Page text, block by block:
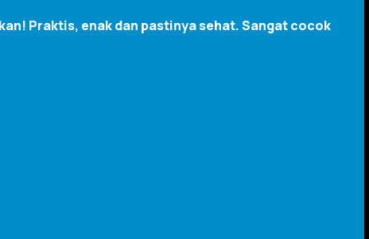
Praktis, enak dan pastinya sehat. Sangat cocok